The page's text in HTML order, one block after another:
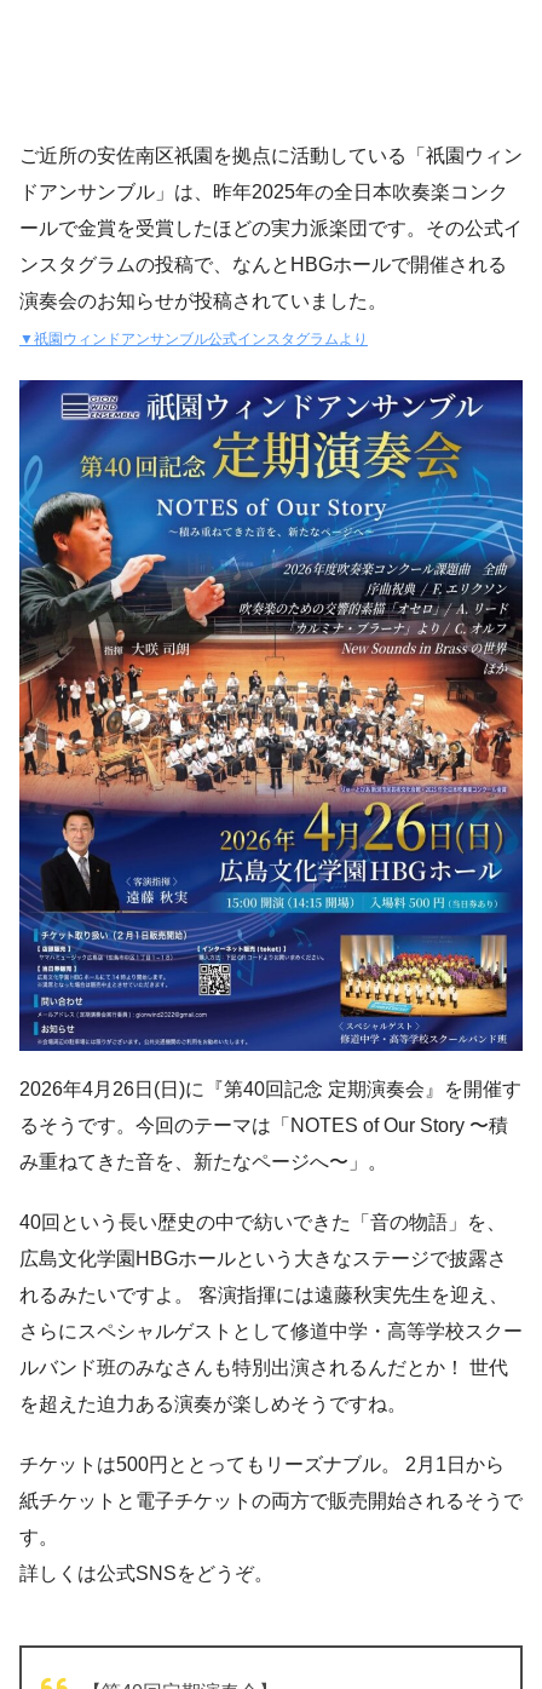
ご近所の安佐南区祇園を拠点に活動している「祇園ウィン
ドアンサンブル」は、昨年2025年の全日本吹奏楽コンク
ールで金賞を受賞したほどの実力派楽団です。その公式イ
ンスタグラムの投稿で、なんとHBGホールで開催される
演奏会のお知らせが投稿されていました。
▼祇園ウィンドアンサンブル公式インスタグラムより
2026年4月26日(日)に『第40回記念 定期演奏会』を開催す
るそうです。今回のテーマは「NOTES of Our Story 〜積
み重ねてきた音を、新たなページへ〜」。
40回という長い歴史の中で紡いできた「音の物語」を、
広島文化学園HBGホールという大きなステージで披露さ
れるみたいですよ。 客演指揮には遠藤秋実先生を迎え、
さらにスペシャルゲストとして修道中学・高等学校スクー
ルバンド班のみなさんも特別出演されるんだとか！ 世代
を超えた迫力ある演奏が楽しめそうですね。
チケットは500円ととってもリーズナブル。 2月1日から
紙チケットと電子チケットの両方で販売開始されるそうで
す。
詳しくは公式SNSをどうぞ。